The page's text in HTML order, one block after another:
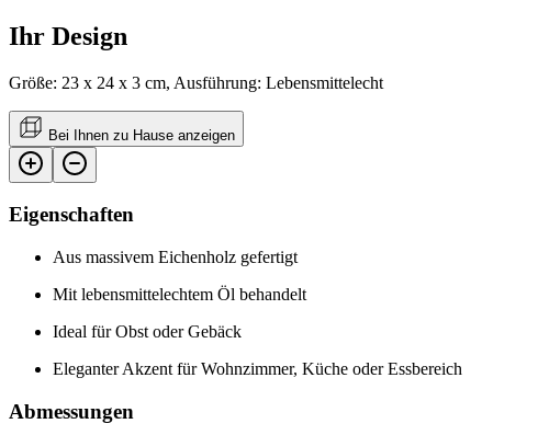
Ihr Design
Größe: 23 x 24 x 3 cm, Ausführung: Lebensmittelecht
Bei Ihnen zu Hause anzeigen
Eigenschaften
Aus massivem Eichenholz gefertigt
Mit lebensmittelechtem Öl behandelt
Ideal für Obst oder Gebäck
Eleganter Akzent für Wohnzimmer, Küche oder Essbereich
Abmessungen